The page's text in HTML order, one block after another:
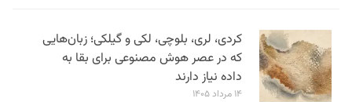
کردی، لری، بلوچی، لکی و گیلکی؛ زبان‌هایی
که در عصر هوش مصنوعی برای بقا به
داده نیاز دارند
۱۴ مرداد ۱۴۰۵